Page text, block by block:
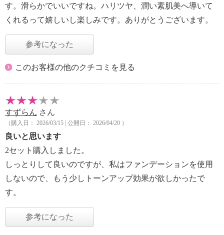
す。滑らかでいいですね。ハリツヤ、潤い素肌美へ導いて
くれるって嬉しいし楽しみです。ありがとうございます。
参考になった
このお客様の他のクチコミを見る
すずらん さん
（購入日： 2026/03/15 | 公開日： 2026/04/20 ）
良いと思います
2セット購入しました。
しっとりして良いのですが、私はファンデーションを使用
しないので、もう少しトーンアップ効果が欲しかったで
す。
参考になった